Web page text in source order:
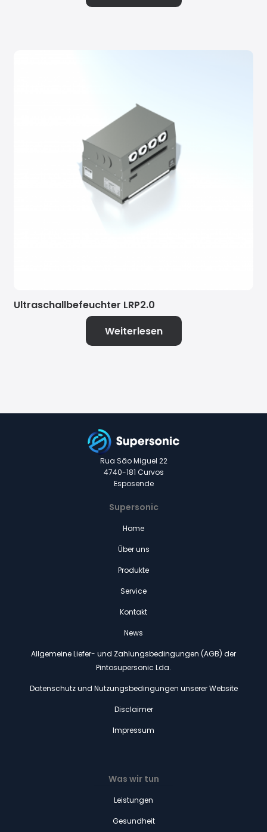
Ultraschallbefeuchter LRP2.0
Weiterlesen
Rua São Miguel 22
4740-181 Curvos
Esposende
Supersonic
Home
Über uns
Produkte
Service
Kontakt
News
Allgemeine Liefer- und Zahlungsbedingungen (AGB) der
Pintosupersonic Lda.
Datenschutz und Nutzungsbedingungen unserer Website
Disclaimer
Impressum
Was wir tun
Leistungen
Gesundheit